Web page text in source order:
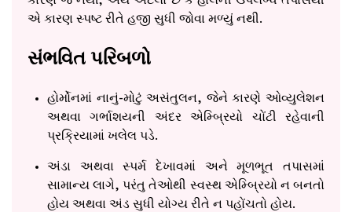
એ કારણ સ્પષ્ટ રીતે હજી સુધી જોવા મળ્યું નથી.
સંભવિત પરિબળો
હોર્મોનમાં નાનું-મોટું અસંતુલન, જેને કારણે ઓવ્યુલેશન
અથવા ગર્ભાશયની અંદર એમ્બ્રિયો ચોંટી રહેવાની
પ્રક્રિયામાં ખલેલ પડે.
અંડા અથવા સ્પર્મ દેખાવમાં અને મૂળભૂત તપાસમાં
સામાન્ય લાગે, પરંતુ તેઓથી સ્વસ્થ એમ્બ્રિયો ન બનતો
હોય અથવા અંડ સુધી યોગ્ય રીતે ન પહોંચતો હોય.